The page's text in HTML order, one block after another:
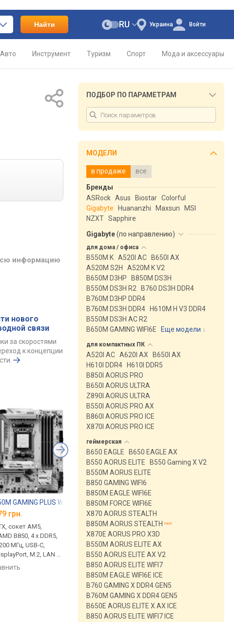
Найти Украина
RU Войти
Авто Инструмент Туризм Спорт Мода и аксессуары
информацию
нового
связи
за скоростями
к концепции
GAMING PLUS WIFI
грн.
сокет AM5,
B850, 4 x DDR5,
МГц, USB-C,
M.2, LAN 5
Fi, охлаждение
White
Asus PRIME B760M-A WIFI D4
от 5 796 грн.
micro-ATX, сокет LGA 1700,
чипсет Intel B760, 4 x DDR4,
DIMM, 5333 МГц, USB-C,
HDMI, DisplayPort, M.2, LAN
2.5 Гбит/с, Wi-Fi, охлаждение
M.2, без подсветки
сравнить
micro-ATX, сокет
ПОДБОР ПО ПАРАМЕТРАМ
МОДЕЛИ
в продаже все
Бренды
ASRock Asus Biostar Colorful
Gigabyte
Huananzhi Maxsun
MSI
NZXT Sapphire
Gigabyte(по направлению)
для дома / офиса
B550M K A520I AC
B650I AX
A520M S2H
A520M K V2
B650M D3HP
B850M DS3H
B550M DS3H R2
B760 DS3H DDR4
B760M D3HP DDR4
B760M DS3H DDR4
H610M H V3 DDR4
B550M DS3H AC R2
B650M GAMING WIFI6E
Еще модели ↓
для компактных ПК
A520I AC A620I AX
B650I AX
H610I DDR4
H610I DDR5
B850I AORUS PRO
B650I AORUS ULTRA
Z890I AORUS ULTRA
B550I AORUS PRO AX
B860I AORUS PRO ICE
X870I AORUS PRO ICE
геймерская
B650 EAGLE
B650 EAGLE AX
B550 AORUS ELITE
B550 Gaming X V2
B550M AORUS ELITE
B850 GAMING WIFI6
B850M EAGLE WIFI6E
B850M FORCE WIFI6E
X870 AORUS STEALTH
B850M AORUS STEALTH
X870E AORUS PRO X3D
B550M AORUS ELITE AX
B550 AORUS ELITE AX V2
B850 AORUS ELITE WIFI7
B850M EAGLE WIFI6E ICE
B760 GAMING X DDR4 GEN5
B760M GAMING X DDR4 GEN5
B650E AORUS ELITE X AX ICE
B850 AORUS ELITE WIFI7 ICE